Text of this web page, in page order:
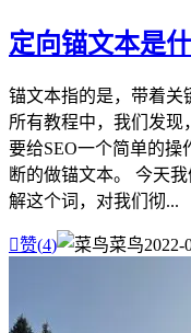
定向锚文本是
锚文本指的是，带着关
所有教程中，我们发现
要给SEO一个简单的操
断的做锚文本。 今天
解这个词，对我们彻...
赞(4) 菜鸟2022-